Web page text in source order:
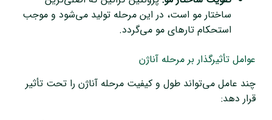
ساختار مو است، در این مرحله تولید می‌شود و موجب
استحکام تارهای مو می‌گردد.
عوامل تأثیرگذار بر مرحله آناژن
چند عامل می‌تواند طول و کیفیت مرحله آناژن را تحت تأثیر
قرار دهد: